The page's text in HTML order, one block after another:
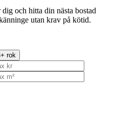
och hitta din nästa bostad
utan krav på kötid.
rok